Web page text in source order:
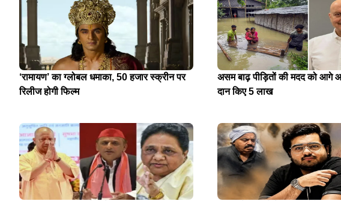
‘रामायण’ का ग्लोबल धमाका, 50 हजार स्क्रीन पर
रिलीज होगी फिल्म
असम बाढ़ पीड़ितों की मदद को आगे
दान किए 5 लाख